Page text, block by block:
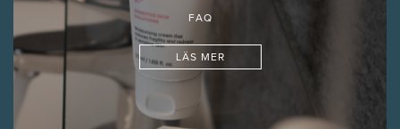
FAQ
LÄS MER